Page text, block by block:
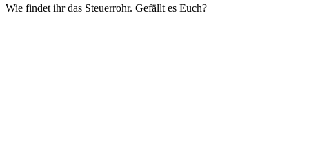
Wie findet ihr das Steuerrohr. Gefällt es Euch?